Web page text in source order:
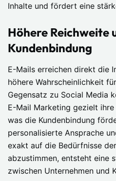
Inhalte und fördert eine
Höhere Reichweite
Kundenbindung
E-Mails erreichen direkt die
höhere Wahrscheinlichkeit
Gegensatz zu Social Media
E-Mail Marketing gezielt
was die Kundenbindung
personalisierte Ansprache
exakt auf die Bedürfnisse
abzustimmen, entsteht eine
zwischen Unternehmen und